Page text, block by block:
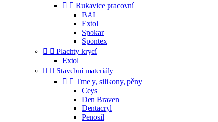
  Rukavice pracovní
BAL
Extol
Spokar
Spontex
  Plachty krycí
Extol
  Stavební materiály
  Tmely, silikony, pěny
Ceys
Den Braven
Dentacryl
Penosil